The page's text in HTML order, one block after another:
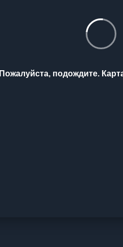
Пожалуйста, подождите.